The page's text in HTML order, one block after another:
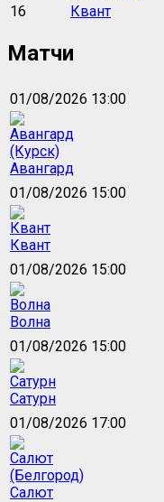
16
Квант
Матчи
01/08/2026 13:00
Авангард
01/08/2026 15:00
Квант
01/08/2026 15:00
Волна
01/08/2026 15:00
Сатурн
01/08/2026 17:00
Салют